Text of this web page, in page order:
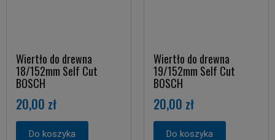
Wiertło do drewna
18/152mm Self Cut
BOSCH
20,00 zł
Do koszyka
Wiertło do drewna
19/152mm Self Cut
BOSCH
20,00 zł
Do koszyka